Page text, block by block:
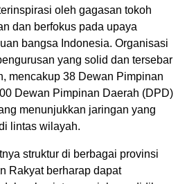
oleh gagasan tokoh
dan berfokus pada upaya
bangsa Indonesia. Organisasi
yang solid dan tersebar
mencakup 38 Dewan Pimpinan
Dewan Pimpinan Daerah (DPD)
menunjukkan jaringan yang
lintas wilayah.
struktur di berbagai provinsi
Rakyat berharap dapat